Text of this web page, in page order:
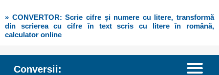
» CONVERTOR: Scrie cifre și numere cu litere, transformă
din scrierea cu cifre în text scris cu litere în română,
calculator online
Conversii: